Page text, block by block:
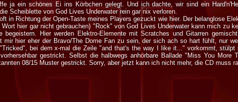
ja ein schönes Ei ins Körbchen gelegt. Und ich dachte, wir sind ein
Scheiblette von God Lives Underwater rein gar nix verloren.
in Richtung der Open-Taste meines Players gezuckt wie hier. Der belanglose
hier gar nicht gebrauchen) "Rock" von God Lives Underwater kann mich zu
begeistern. Hier werden Elektro-Elemente mit Scratches und Gitarren
mir hier eher der Bravo/The Dome Fan zu sein, der sich ach so hart fühlt, nur
bei dem x-mal die Zeile "and that's the way I like it..." vorkommt, stülpt
gestrickt. Selbst die halbwegs anhörbare Ballade "Miss You More
08/15 Muster gestrickt. Sorry, aber jetzt kann ich nicht mehr, die CD muss